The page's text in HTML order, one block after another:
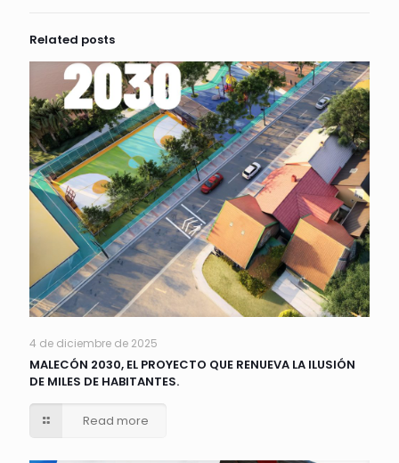
Related posts
4 de diciembre de 2025
MALECÓN 2030, EL PROYECTO QUE RENUEVA LA ILUSIÓN
DE MILES DE HABITANTES.
Read more